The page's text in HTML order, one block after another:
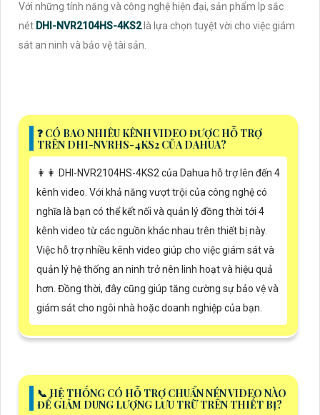
Với những tính năng và công nghệ hiện đại, sản phẩm Ip sắc
nét DHI-NVR2104HS-4KS2 là lựa chọn tuyệt vời cho việc giám
sát an ninh và bảo vệ tài sản.
️❓ CÓ BAO NHIÊU KÊNH VIDEO ĐƯỢC HỖ TRỢ
TRÊN DHI-NVRHS-4KS2 CỦA DAHUA?
️👩‍👩 DHI-NVR2104HS-4KS2 của Dahua hỗ trợ lên đến 4
kênh video. Với khả năng vượt trội của công nghệ có
nghĩa là bạn có thể kết nối và quản lý đồng thời tới 4
kênh video từ các nguồn khác nhau trên thiết bị này.
Việc hỗ trợ nhiều kênh video giúp cho việc giám sát và
quản lý hệ thống an ninh trở nên linh hoạt và hiệu quả
hơn. Đồng thời, đây cũng giúp tăng cường sự bảo vệ và
giám sát cho ngôi nhà hoặc doanh nghiệp của bạn.
📞 HỆ THỐNG CÓ HỖ TRỢ CHUẨN NÉN VIDEO NÀO
ĐỂ GIẢM DUNG LƯỢNG LƯU TRỮ TRÊN THIẾT BỊ?